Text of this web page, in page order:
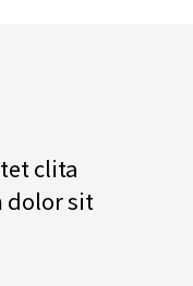
clita
dolor sit